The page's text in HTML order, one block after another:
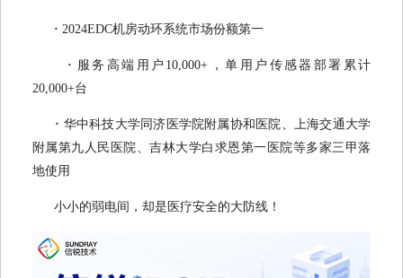
· 2024EDC机房动环系统市场份额第一
· 服务高端用户10,000+，单用户传感器部署累计
20,000+台
· 华中科技大学同济医学院附属协和医院、上海交通大学
附属第九人民医院、吉林大学白求恩第一医院等多家三甲落
地使用
小小的弱电间，却是医疗安全的大防线！